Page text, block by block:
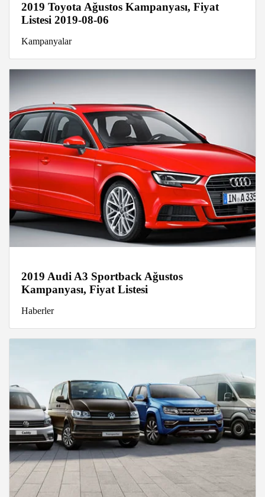
2019 Toyota Ağustos Kampanyası, Fiyat
Listesi 2019-08-06
Kampanyalar
2019 Audi A3 Sportback Ağustos
Kampanyası, Fiyat Listesi
Haberler